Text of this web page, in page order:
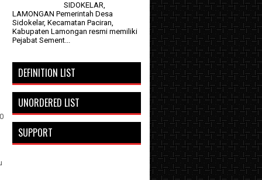
SIDOKELAR,
LAMONGAN Pemerintah Desa
Sidokelar, Kecamatan Paciran,
Kabupaten Lamongan resmi memiliki
Pejabat Sement...
DEFINITION LIST
UNORDERED LIST
SUPPORT